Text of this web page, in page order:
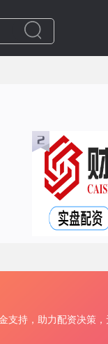
持，助力配资决策